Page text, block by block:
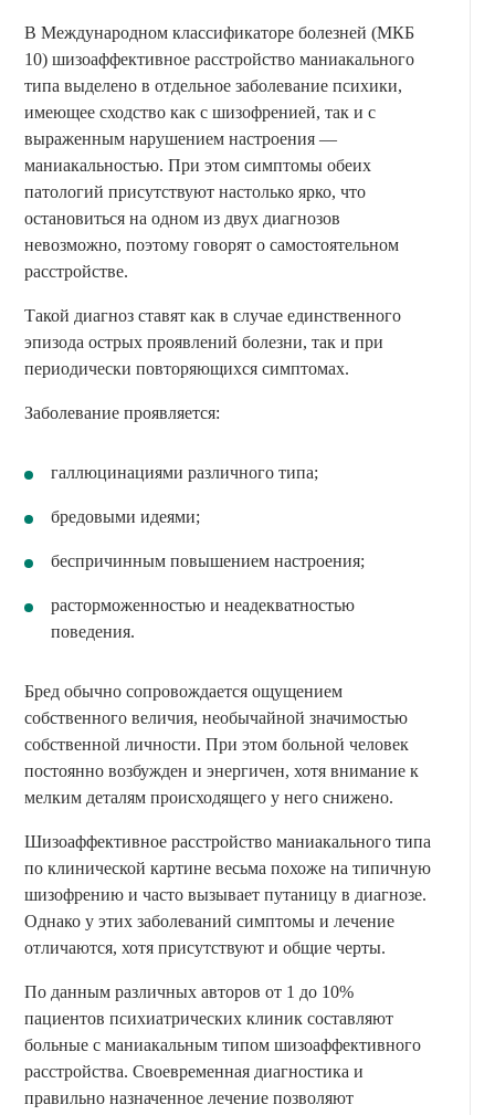
В Международном классификаторе болезней (МКБ
10) шизоаффективное расстройство маниакального
типа выделено в отдельное заболевание психики,
имеющее сходство как с шизофренией, так и с
выраженным нарушением настроения —
маниакальностью. При этом симптомы обеих
патологий присутствуют настолько ярко, что
остановиться на одном из двух диагнозов
невозможно, поэтому говорят о самостоятельном
расстройстве.
Такой диагноз ставят как в случае единственного
эпизода острых проявлений болезни, так и при
периодически повторяющихся симптомах.
Заболевание проявляется:
галлюцинациями различного типа;
бредовыми идеями;
беспричинным повышением настроения;
расторможенностью и неадекватностью
поведения.
Бред обычно сопровождается ощущением
собственного величия, необычайной значимостью
собственной личности. При этом больной человек
постоянно возбужден и энергичен, хотя внимание к
мелким деталям происходящего у него снижено.
Шизоаффективное расстройство маниакального типа
по клинической картине весьма похоже на типичную
шизофрению и часто вызывает путаницу в диагнозе.
Однако у этих заболеваний симптомы и лечение
отличаются, хотя присутствуют и общие черты.
По данным различных авторов от 1 до 10%
пациентов психиатрических клиник составляют
больные с маниакальным типом шизоаффективного
расстройства. Своевременная диагностика и
правильно назначенное лечение позволяют